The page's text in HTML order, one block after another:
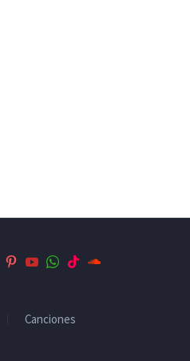
Canciones